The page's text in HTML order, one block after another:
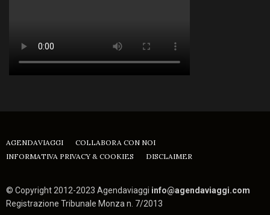
AGENDAVIAGGI
COLLABORA CON NOI
INFORMATIVA PRIVACY & COOKIES
DISCLAIMER
© Copyright 2012-2023 Agendaviaggi info@agendaviaggi.com
Registrazione Tribunale Monza n. 7/2013